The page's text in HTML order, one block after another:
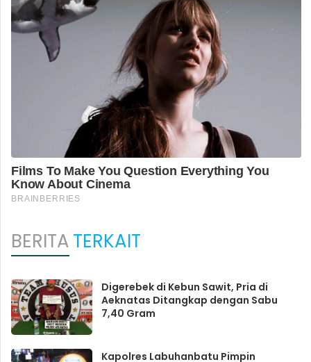
BERITATERKAIT
Digerebek di Kebun Sawit, Pria di
Aeknatas Ditangkap dengan Sabu
7,40 Gram
Kapolres Labuhanbatu Pimpin